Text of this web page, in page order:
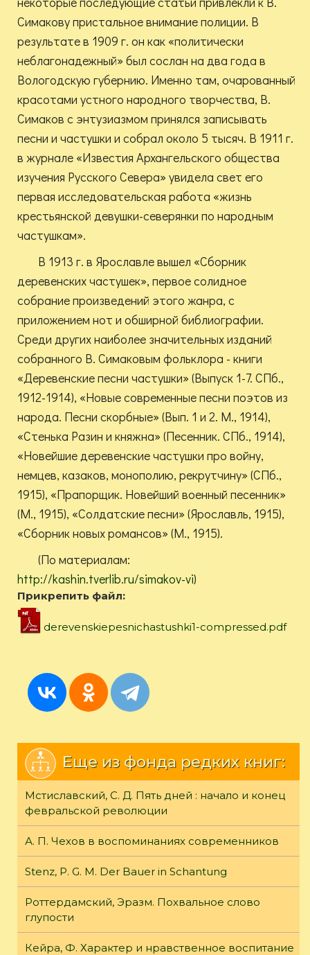
Симакову пристальное внимание полиции. В
результате в 1909 г. он как «политически
неблагонадежный» был сослан на два года в
Вологодскую губернию. Именно там, очарованный
красотами устного народного творчества, В.
Симаков с энтузиазмом принялся записывать
песни и частушки и собрал около 5 тысяч. В 1911 г.
в журнале «Известия Архангельского общества
изучения Русского Севера» увидела свет его
первая исследовательская работа «жизнь
крестьянской девушки-северянки по народным
частушкам».
В 1913 г. в Ярославле вышел «Сборник
деревенских частушек», первое солидное
собрание произведений этого жанра, с
приложением нот и обширной библиографии.
Среди других наиболее значительных изданий
собранного В. Симаковым фольклора - книги
«Деревенские песни частушки» (Выпуск 1-7. СПб.,
1912-1914), «Новые современные песни поэтов из
народа. Песни скорбные» (Вып. 1 и 2. М., 1914),
«Стенька Разин и княжна» (Песенник. СПб., 1914),
«Новейшие деревенские частушки про войну,
немцев, казаков, монополию, рекрутчину» (СПб.,
1915), «Прапорщик. Новейший военный песенник»
(М., 1915), «Солдатские песни» (Ярославль, 1915),
«Сборник новых романсов» (М., 1915).
(По материалам:
http://kashin.tverlib.ru/simakov-vi)
Прикрепить файл:
derevenskiepesnichastushki1-compressed.pdf
Еще из фонда редких книг:
Мстиславский, С. Д. Пять дней : начало и конец
февральской революции
А. П. Чехов в воспоминаниях современников
Stenz, P. G. M. Der Bauer in Schantung
Роттердамский, Эразм. Похвальное слово
глупости
Кейра, Ф. Характер и нравственное воспитание